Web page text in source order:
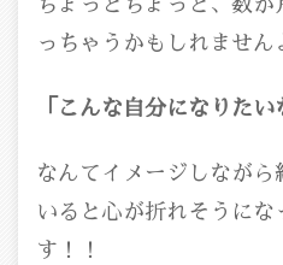
ちょっとちょっと、数
っちゃうかもしれません
「こんな自分になりたい
なんてイメージしながら
いると心が折れそうにな
す！！